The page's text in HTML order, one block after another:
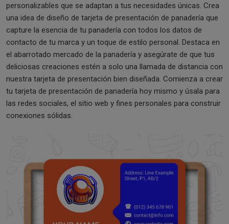
personalizables que se adaptan a tus necesidades únicas. Crea
una idea de diseño de tarjeta de presentación de panadería que
capture la esencia de tu panadería con todos los datos de
contacto de tu marca y un toque de estilo personal. Destaca en
el abarrotado mercado de la panadería y asegúrate de que tus
deliciosas creaciones estén a solo una llamada de distancia con
nuestra tarjeta de presentación bien diseñada. Comienza a crear
tu tarjeta de presentación de panadería hoy mismo y úsala para
las redes sociales, el sitio web y fines personales para construir
conexiones sólidas.